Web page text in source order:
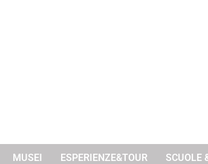
MUSEI ESPERIENZE&TOUR SCUOLE